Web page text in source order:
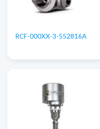
RCF-000XX-3-552816A